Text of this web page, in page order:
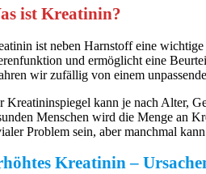
ist Kreatinin?
ist neben Harnstoff eine
und ermöglicht eine
wir zufällig von einem
Kreatininspiegel kann je nach Alter,
Menschen wird die Menge an
Problem sein, aber manchmal
Kreatinin –